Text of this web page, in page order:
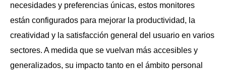
necesidades y preferencias únicas, estos monitores
están configurados para mejorar la productividad, la
creatividad y la satisfacción general del usuario en varios
sectores. A medida que se vuelvan más accesibles y
generalizados, su impacto tanto en el ámbito personal